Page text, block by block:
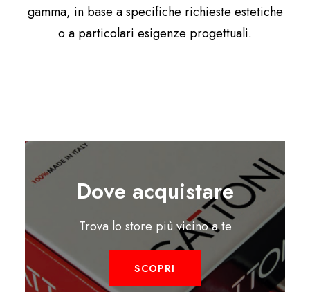
gamma, in base a specifiche richieste estetiche
o a particolari esigenze progettuali.
Dove acquistare
Trova lo store più vicino a te
SCOPRI